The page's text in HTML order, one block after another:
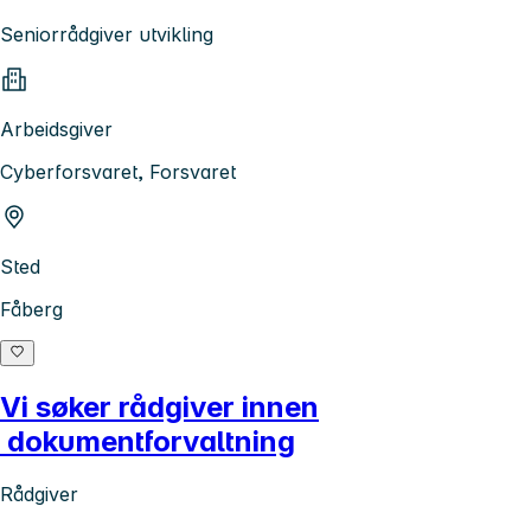
Seniorrådgiver utvikling
Arbeidsgiver
Cyberforsvaret, Forsvaret
Sted
Fåberg
Vi søker rådgiver innen
dokumentforvaltning
Rådgiver